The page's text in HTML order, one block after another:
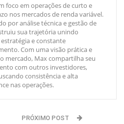
foco em operações de curto e
nos mercados de renda variável.
por análise técnica e gestão de
sua trajetória unindo
e constante
Com uma visão prática e
mercado, Max compartilha seu
com outros investidores,
consistência e alta
nas operações.
PRÓXIMO POST